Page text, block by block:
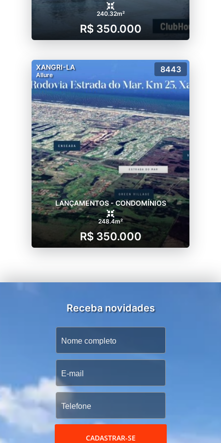
240.32m²
R$ 350.000
XANGRI-LA
Allure
8443
LANÇAMENTOS - CONDOMÍNIOS
248.4m²
R$ 350.000
Receba novidades
CADASTRAR-SE